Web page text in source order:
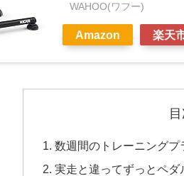
WAHOO(ワフー)
Amazon 楽天
数週間のトレーニング
実走と違ってずっとペ